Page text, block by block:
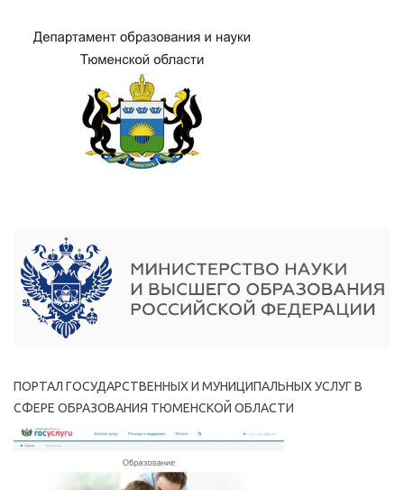
ПОРТАЛ ГОСУДАРСТВЕННЫХ И МУНИЦИПАЛЬНЫХ УСЛУГ В
СФЕРЕ ОБРАЗОВАНИЯ ТЮМЕНСКОЙ ОБЛАСТИ